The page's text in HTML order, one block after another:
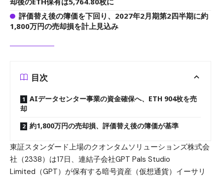
評価替え後の簿価を下回り、2027年2月期第2四半期に約
1,800万円の売却損を計上見込み
目次
AIデータセンター事業の資金確保へ、ETH 904枚を売
却
約1,800万円の売却損、評価替え後の簿価が基準
東証スタンダード上場のクオンタムソリューションズ株式会
社（2338）は17日、連結子会社GPT Pals Studio
Limited（GPT）が保有する暗号資産（仮想通貨）イーサリ